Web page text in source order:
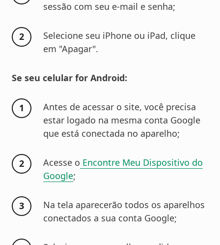
sessão com seu e-mail e senha;
Selecione seu iPhone ou iPad, clique
em "Apagar".
Se seu celular for Android:
Antes de acessar o site, você precisa
estar logado na mesma conta Google
que está conectada no aparelho;
Acesse o Encontre Meu Dispositivo do
Google;
Na tela aparecerão todos os aparelhos
conectados a sua conta Google;